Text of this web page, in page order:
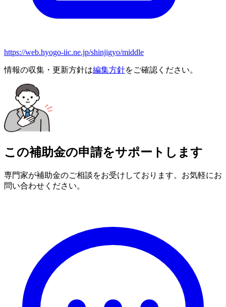
https://web.hyogo-iic.ne.jp/shinjigyo/middle
情報の収集・更新方針は編集方針をご確認ください。
この補助金の申請をサポートします
専門家が補助金のご相談をお受けしております。お気軽にお
問い合わせください。